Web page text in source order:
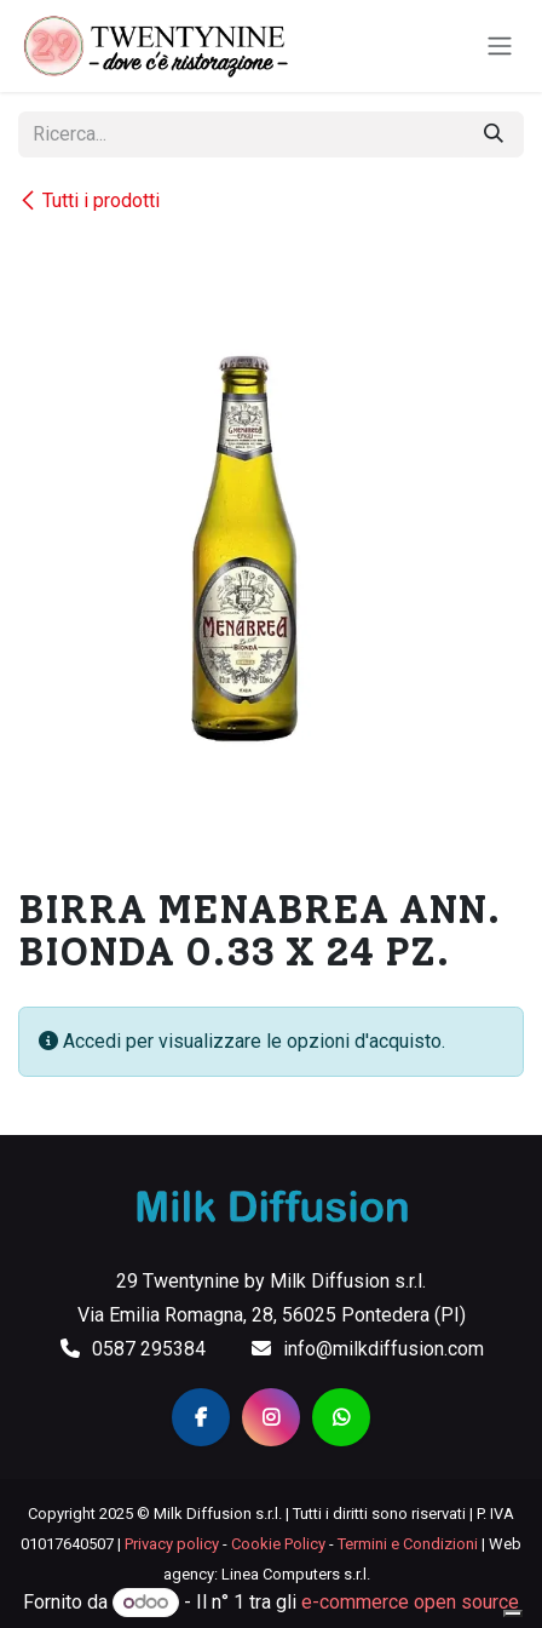
Passa al contenuto
Tutti i prodotti
BIRRA MENABREA ANN.
BIONDA 0.33 X 24 PZ.
Accedi per visualizzare le opzioni d'acquisto.
29 Twentynine by Milk Diffusion s.r.l.
Via Emilia Romagna, 28, 56025 Pontedera (PI)
0587 295384
info@milkdiffusion.com
Copyright 2025 © Milk Diffusion s.r.l. | Tutti i diritti sono riservati | P. IVA
01017640507 | Privacy policy - Cookie Policy -Termini e Condizioni | Web
agency: Linea Computers s.r.l.
Fornito da - Il n° 1 tra gli e-commerce open source